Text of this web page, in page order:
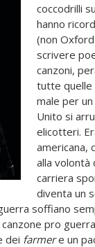
coccodrilli
hanno
(non
scrivere
canzoni,
tutte quelle
male per
Unito si
elicotteri.
americana,
alla volontà
carriera
diventa un
soffiano
pro
dei farmere un